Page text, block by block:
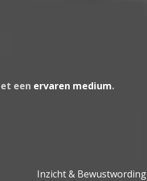
een ervaren medium.
Inzicht & Bewustwording